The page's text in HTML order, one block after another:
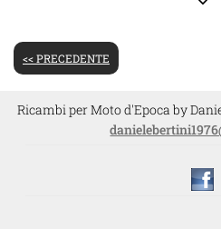
<< PRECEDENTE
Ricambi per Moto d'Epoca by